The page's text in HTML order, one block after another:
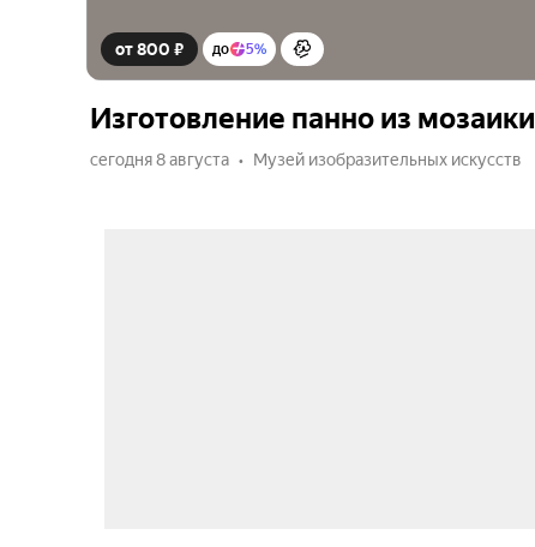
от 800 ₽ до 5%
Изготовление панно из мозаики
сегодня 8 августа Музей изобразительных искусств